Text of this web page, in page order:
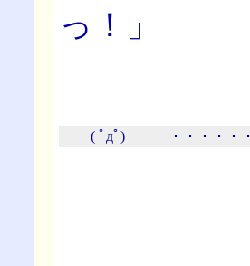
っ！」
( ﾟдﾟ) ・・・・・・